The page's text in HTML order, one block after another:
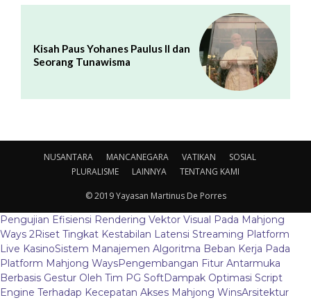
Kisah Paus Yohanes Paulus II dan
Seorang Tunawisma
NUSANTARA MANCANEGARA VATIKAN
SOSIAL
PLURALISME
LAINNYA TENTANG KAMI
© 2019 Yayasan Martinus De Porres
Pengujian Efisiensi Rendering Vektor Visual Pada Mahjong
Ways 2Riset Tingkat Kestabilan Latensi Streaming Platform
Live KasinoSistem Manajemen Algoritma Beban Kerja Pada
Platform Mahjong WaysPengembangan Fitur Antarmuka
Berbasis Gestur Oleh Tim PG SoftDampak Optimasi Script
Engine Terhadap Kecepatan Akses Mahjong WinsArsitektur